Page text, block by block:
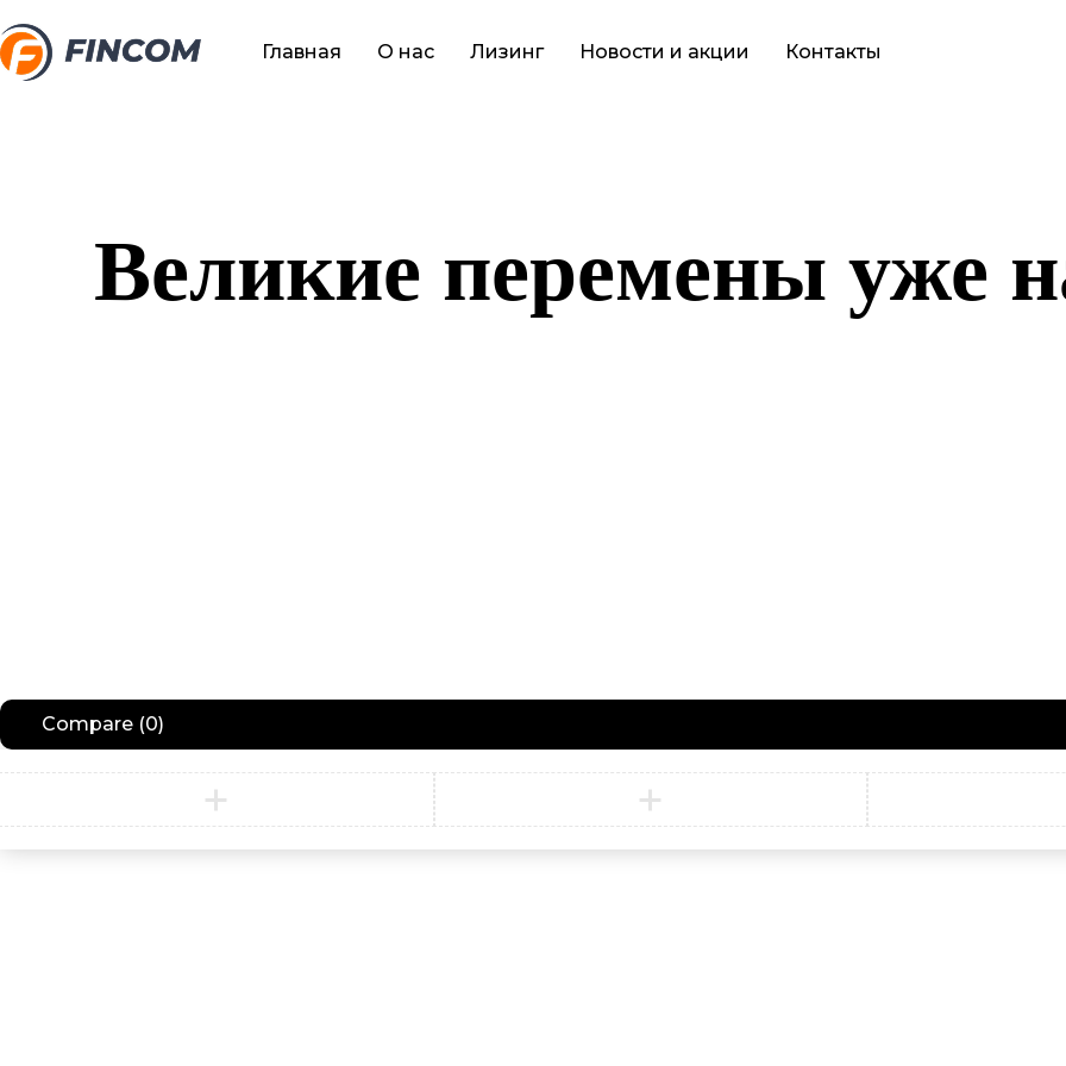
Главная О нас Лизинг Новости и акции Контакты
Великие перемены уже
Compare (0)